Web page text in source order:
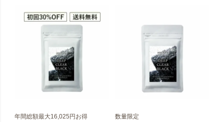
年間総額最大16,025円お得
数量限定